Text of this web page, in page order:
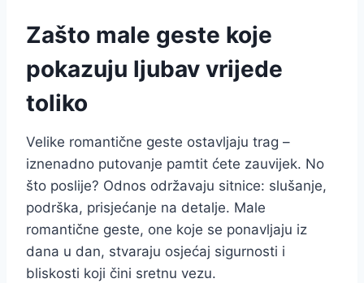
Zašto male geste koje
pokazuju ljubav vrijede
toliko
Velike romantične geste ostavljaju trag –
iznenadno putovanje pamtit ćete zauvijek. No
što poslije? Odnos održavaju sitnice: slušanje,
podrška, prisjećanje na detalje. Male
romantične geste, one koje se ponavljaju iz
dana u dan, stvaraju osjećaj sigurnosti i
bliskosti koji čini sretnu vezu.